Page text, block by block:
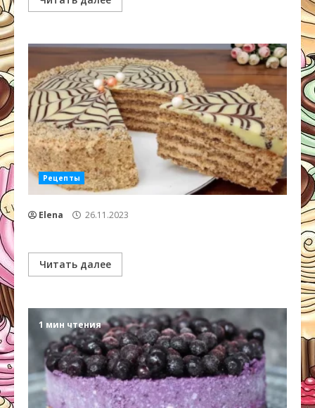
Рецепты
Elena 26.11.2023
Читать далее
1 мин чтения